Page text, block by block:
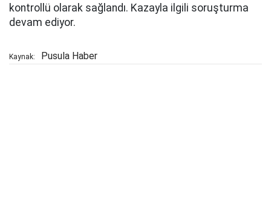
kontrollü olarak sağlandı. Kazayla ilgili soruşturma
devam ediyor.
Kaynak: Pusula Haber